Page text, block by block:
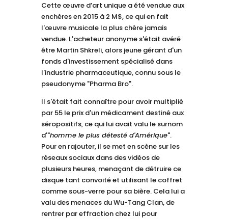
Cette œuvre d’art unique a été vendue aux
enchères en 2015 à 2 M$, ce qui en fait
l'œuvre musicale la plus chère jamais
vendue. L'acheteur anonyme s'était avéré
être Martin Shkreli, alors jeune gérant d'un
fonds d'investissement spécialisé dans
l'industrie pharmaceutique, connu sous le
pseudonyme "Pharma Bro".
Il s'était fait connaître pour avoir multiplié
par 55 le prix d'un médicament destiné aux
séropositifs, ce qui lui avait valu le surnom
d'"homme le plus détesté d'Amérique".
Pour en rajouter, il se met en scène sur les
réseaux sociaux dans des vidéos de
plusieurs heures, menaçant de détruire ce
disque tant convoité et utilisant le coffret
comme sous-verre pour sa bière. Cela lui a
valu des menaces du Wu-Tang Clan, de
rentrer par effraction chez lui pour